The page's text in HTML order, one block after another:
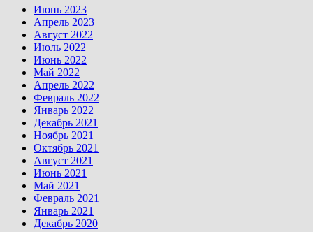
Июнь 2023
Апрель 2023
Август 2022
Июль 2022
Июнь 2022
Май 2022
Апрель 2022
Февраль 2022
Январь 2022
Декабрь 2021
Ноябрь 2021
Октябрь 2021
Август 2021
Июнь 2021
Май 2021
Февраль 2021
Январь 2021
Декабрь 2020